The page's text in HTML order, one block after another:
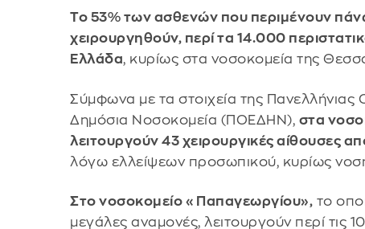
Το 53% των ασθενών που περιμένουν
χειρουργηθούν, περί τα 14.000
Ελλάδα, κυρίως στα νοσοκομεία της
Σύμφωνα με τα στοιχεία της
Δημόσια Νοσοκομεία (ΠΟΕΔΗΝ), στα
λειτουργούν 43 χειρουργικές αίθουσες
λόγω ελλείψεων προσωπικού, κυρίως
Στο νοσοκομείο «Παπαγεωργίου», το
μεγάλες αναμονές, λειτουργούν περί τις